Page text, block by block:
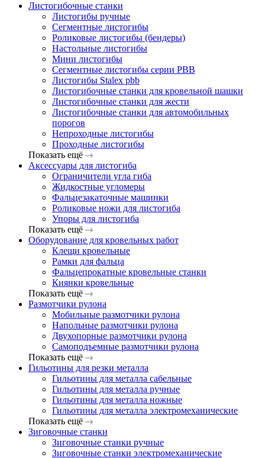
Листогибочные станки
Листогибы ручные
Сегментные листогибы
Роликовые листогибы (бендеры)
Настольные листогибы
Мини листогибы
Сегментные листогибы серии PBB
Листогибы Stalex pbb
Листогибочные станки для кровельной шашки
Листогибочные станки для жести
Листогибочные станки для автомобильных
порогов
Непроходные листогибы
Проходные листогибы
Показать ещё
Аксессуары для листогиба
Ограничители угла гиба
Жидкостные угломеры
Фальцезакаточные машинки
Роликовые ножи для листогиба
Упоры для листогиба
Показать ещё
Оборудование для кровельных работ
Клещи кровельные
Рамки для фальца
Фальцепрокатные кровельные станки
Киянки кровельные
Показать ещё
Размотчики рулона
Мобильные размотчики рулона
Напольные размотчики рулона
Двухопорные размотчики рулона
Самоподъемные размотчики рулона
Показать ещё
Гильотины для резки металла
Гильотины для металла сабельные
Гильотины для металла ручные
Гильотины для металла ножные
Гильотины для металла электромеханические
Показать ещё
Зиговочные станки
Зиговочные станки ручные
Зиговочные станки электромеханические